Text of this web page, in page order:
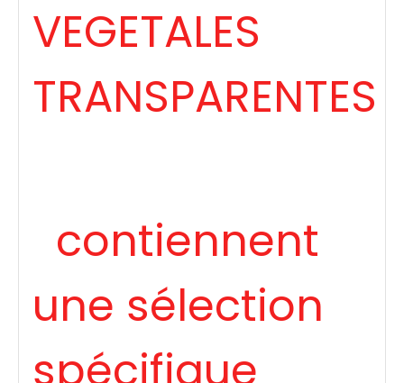
VEGETALES
TRANSPARENTES
contiennent
une sélection
spécifique